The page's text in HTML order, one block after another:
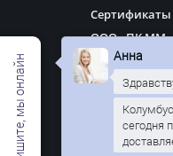
Сертификаты
ООО «ПК ММ»
Доставка
Оплата
Политика
Как
Условия
Анна
сегодня